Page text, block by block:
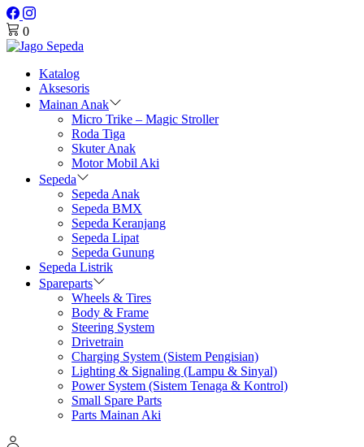
0
Katalog
Aksesoris
Mainan Anak
Micro Trike – Magic Stroller
Roda Tiga
Skuter Anak
Motor Mobil Aki
Sepeda
Sepeda Anak
Sepeda BMX
Sepeda Keranjang
Sepeda Lipat
Sepeda Gunung
Sepeda Listrik
Spareparts
Wheels & Tires
Body & Frame
Steering System
Drivetrain
Charging System (Sistem Pengisian)
Lighting & Signaling (Lampu & Sinyal)
Power System (Sistem Tenaga & Kontrol)
Small Spare Parts
Parts Mainan Aki